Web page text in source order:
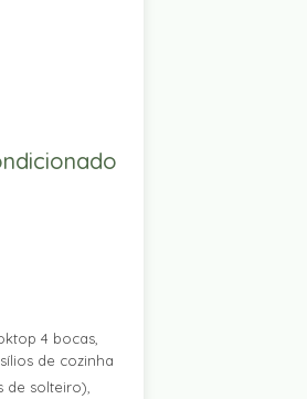
4 bocas,
de cozinha
de solteiro),